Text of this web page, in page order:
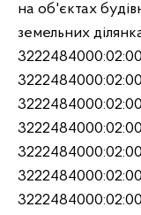
на об'єктах
земельних